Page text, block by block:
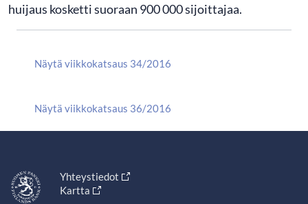
huijaus kosketti suoraan 900 000 sijoittajaa.
Näytä viikkokatsaus 34/2016
Näytä viikkokatsaus 36/2016
Yhteystiedot
Kartta